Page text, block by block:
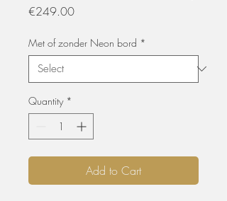
€249.00Price
Met of zonder Neon bord *
Quantity *
Add to Cart